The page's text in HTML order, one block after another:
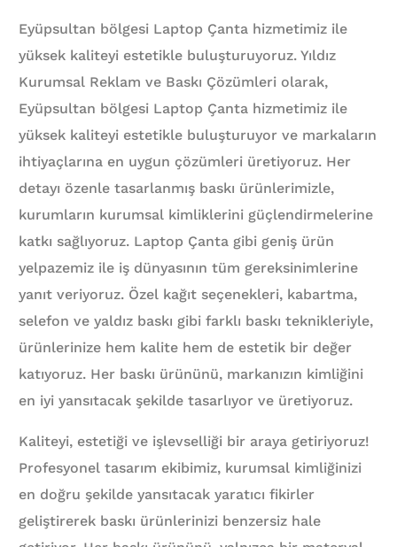
Eyüpsultan bölgesi Laptop Çanta hizmetimiz ile
yüksek kaliteyi estetikle buluşturuyoruz. Yıldız
Kurumsal Reklam ve Baskı Çözümleri olarak,
Eyüpsultan bölgesi Laptop Çanta hizmetimiz ile
yüksek kaliteyi estetikle buluşturuyor ve markaların
ihtiyaçlarına en uygun çözümleri üretiyoruz. Her
detayı özenle tasarlanmış baskı ürünlerimizle,
kurumların kurumsal kimliklerini güçlendirmelerine
katkı sağlıyoruz. Laptop Çanta gibi geniş ürün
yelpazemiz ile iş dünyasının tüm gereksinimlerine
yanıt veriyoruz. Özel kağıt seçenekleri, kabartma,
selefon ve yaldız baskı gibi farklı baskı teknikleriyle,
ürünlerinize hem kalite hem de estetik bir değer
katıyoruz. Her baskı ürününü, markanızın kimliğini
en iyi yansıtacak şekilde tasarlıyor ve üretiyoruz.
Kaliteyi, estetiği ve işlevselliği bir araya getiriyoruz!
Profesyonel tasarım ekibimiz, kurumsal kimliğinizi
en doğru şekilde yansıtacak yaratıcı fikirler
geliştirerek baskı ürünlerinizi benzersiz hale